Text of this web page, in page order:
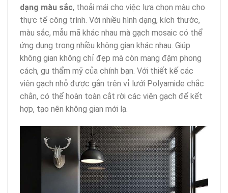
dạng màu sắc, thoải mái cho việc lựa chọn màu cho
thực tế công trình. Với nhiều hình dạng, kích thước,
màu sắc, mẫu mã khác nhau mà gạch mosaic có thể
ứng dụng trong nhiều không gian khác nhau. Giúp
không gian không chỉ đẹp mà còn mang đậm phong
cách, gu thẩm mỹ của chính bạn. Với thiết kế các
viên gạch nhỏ được gắn trên vỉ lưới Polyamide chắc
chắn, có thể hoàn toàn cắt rời các viên gạch để kết
hợp, tạo nên không gian mới lạ.